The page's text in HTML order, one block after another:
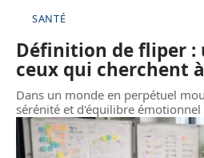
SANTÉ
Définition de fliper :
ceux qui cherchent
Dans un monde en perpétuel
sérénité et d'équilibre